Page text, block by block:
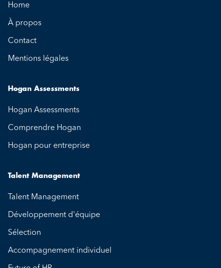
Home
À propos
Contact
Mentions légales
Hogan Assessments
Hogan Assessments
Comprendre Hogan
Hogan pour entreprise
Talent Management
Talent Management
Développement d'équipe
Sélection
Accompagnement individuel